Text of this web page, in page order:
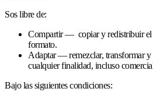
Sos libre de:
Compartir — copiar y redistribuir el
formato.
Adaptar — remezclar, transformar y
cualquier finalidad, incluso
Bajo las siguientes condiciones: